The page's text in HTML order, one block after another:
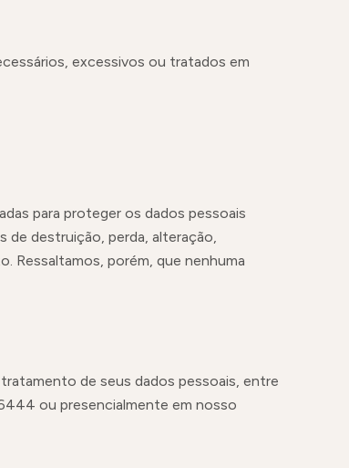
excessivos ou tratados em
para proteger os dados pessoais
de destruição, perda, alteração,
Ressaltamos, porém, que nenhuma
de seus dados pessoais, entre
ou presencialmente em nosso